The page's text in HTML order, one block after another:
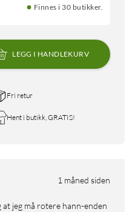
Finnes i 30 butikker.
LEGG I HANDLEKURV
Fri retur
Hent i butikk, GRATIS!
1 måned siden